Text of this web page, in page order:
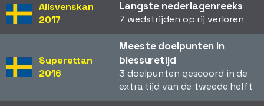
Allsvenskan
2017
Langste nederlagenreeks
7 wedstrijden op rij verloren
Superettan
2016
Meeste doelpunten in
blessuretijd
3 doelpunten gescoord in de
extra tijd van de tweede helft